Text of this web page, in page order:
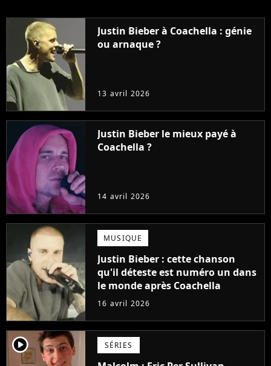
Justin Bieber à Coachella : génie
ou arnaque ?
13 avril 2026
Justin Bieber le mieux payé à
Coachella ?
14 avril 2026
MUSIQUE
Justin Bieber : cette chanson
qu'il déteste est numéro un dans
le monde après Coachella
16 avril 2026
player2 SÉRIES